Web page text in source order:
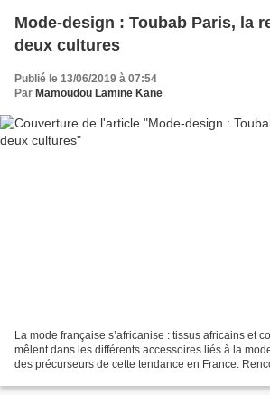
Mode-design : Toubab Paris, la
deux cultures
Publié le 13/06/2019 à 07:54
Par Mamoudou Lamine Kane
La mode française s’africanise : tissus africains et
mêlent dans les différents accessoires liés à la
des précurseurs de cette tendance en France.